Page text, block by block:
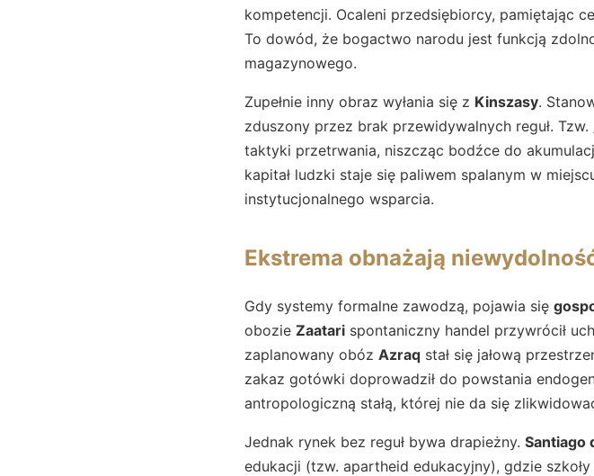
kompetencji. Ocaleni przedsiębiorcy, pamiętając
To dowód, że bogactwo narodu jest funkcją
magazynowego.
Zupełnie inny obraz wyłania się z Kinszasy.
zduszony przez brak przewidywalnych reguł.
taktyki przetrwania, niszcząc bodźce do
kapitał ludzki staje się paliwem spalanym w
instytucjonalnego wsparcia.
Ekstrema obnażają
Gdy systemy formalne zawodzą, pojawia się
obozie Zaatari spontaniczny handel przywrócił
zaplanowany obóz Azraq stał się jałową
zakaz gotówki doprowadził do powstania
antropologiczną stałą, której nie da się
Jednak rynek bez reguł bywa drapieżny. Santiago
edukacji (tzw. apartheid edukacyjny), gdzie